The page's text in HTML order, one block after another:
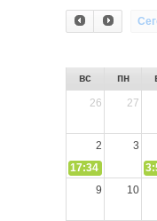
вс пн
26
27
2 3
17:34
СЛОВО из
9
10